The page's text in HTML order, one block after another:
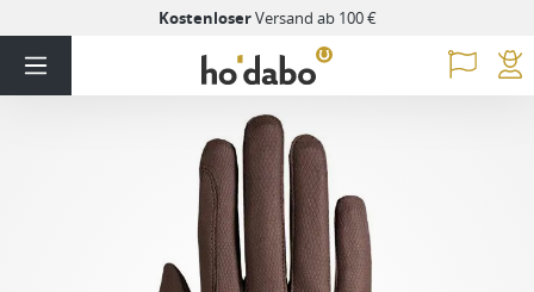
KostenloserVersand ab 100 €